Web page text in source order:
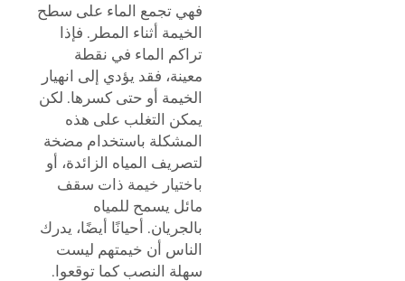
فهي تجمع الماء على سطح
الخيمة أثناء المطر. فإذا
تراكم الماء في نقطة
معينة، فقد يؤدي إلى انهيار
الخيمة أو حتى كسرها. لكن
يمكن التغلب على هذه
المشكلة باستخدام مضخة
لتصريف المياه الزائدة، أو
باختيار خيمة ذات سقف
مائل يسمح للمياه
بالجريان. أحيانًا أيضًا، يدرك
الناس أن خيمتهم ليست
سهلة النصب كما توقعوا.